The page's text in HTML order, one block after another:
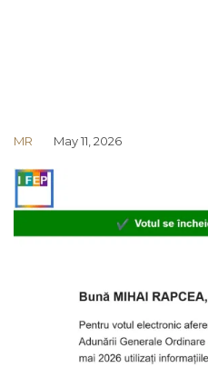
MR May 11, 2026